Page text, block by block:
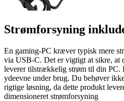
Strømforsyning
En gaming-PC kræver typisk mere
via USB-C. Det er vigtigt at sikre, at
leverer tilstrækkelig strøm til din PC.
ydeevne under brug. Du behøver
rigtige løsning, da dette produkt
dimensioneret strømforsyning